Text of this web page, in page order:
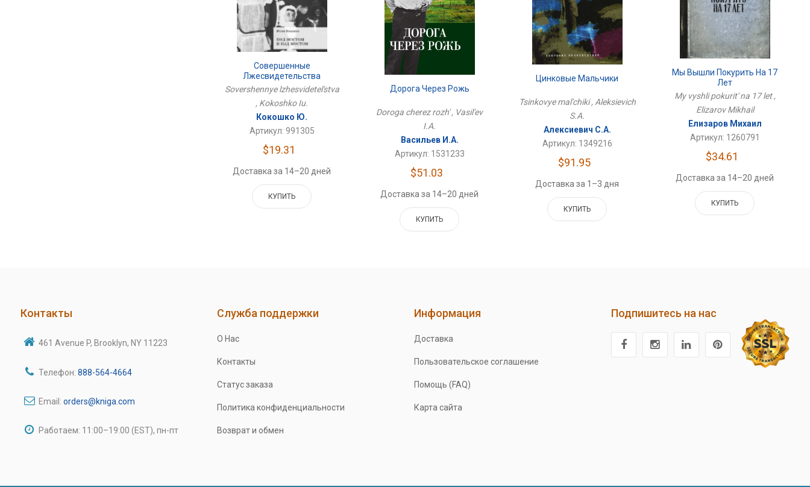
Совершенные
Лжесвидетельства
Sovershennye lzhesvidetel'stva
, Kokoshko Iu.
Кокошко Ю.
Артикул: 991305
$19.31
Доставка за 14–20 дней
КУПИТЬ
Дорога Через Рожь
Doroga cherez rozh' , Vasil'ev
I.A.
Васильев И.А.
Артикул: 1531233
$51.03
Доставка за 14–20 дней
КУПИТЬ
Цинковые Мальчики
Tsinkovye mal'chiki , Aleksievich
S.A.
Алексиевич С.А.
Артикул: 1349216
$91.95
Доставка за 1–3 дня
КУПИТЬ
Мы Вышли Покурить На 17
Лет
My vyshli pokurit' na 17 let ,
Elizarov Mikhail
Елизаров Михаил
Артикул: 1260791
$34.61
Доставка за 14–20 дней
КУПИТЬ
Контакты
461 Avenue P, Brooklyn, NY 11223
Телефон: 888-564-4664
Email: orders@kniga.com
Работаем: 11:00–19:00 (EST), пн-пт
Служба поддержки
О Нас
Контакты
Статус заказа
Политика конфиденциальности
Возврат и обмен
Информация
Доставка
Пользовательское соглашение
Помощь (FAQ)
Карта сайта
Подпишитесь на нас